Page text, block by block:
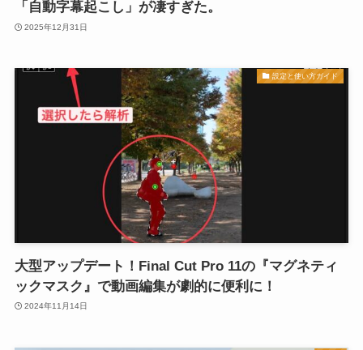
「自動字幕起こし」が凄すぎた。
2025年12月31日
設定と使い方ガイド
大型アップデート！Final Cut Pro 11の『マグネティ
ックマスク』で動画編集が劇的に便利に！
2024年11月14日